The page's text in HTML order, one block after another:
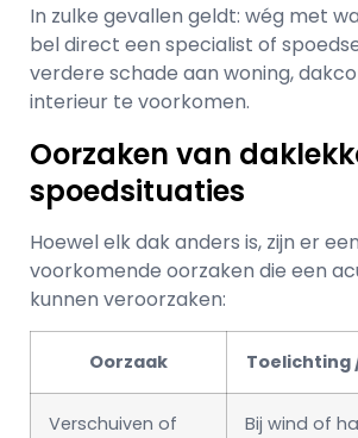
In zulke gevallen geldt: wég met
bel direct een specialist of
verdere schade aan woning,
interieur te voorkomen.
Oorzaken van
spoedsituaties
Hoewel elk dak anders is, zijn er
voorkomende oorzaken die een
kunnen veroorzaken:
Oorzaak Toelichting
Verschuiven of
Bij wind of